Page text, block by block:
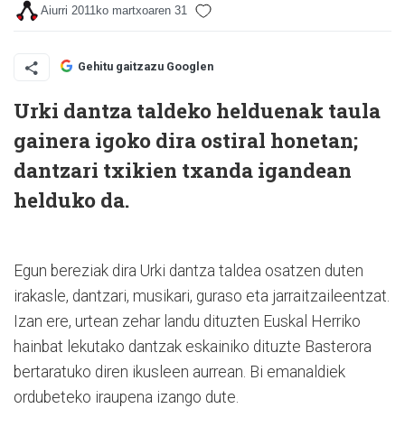
Aiurri 2011ko martxoaren 31
Gehitu gaitzazu Googlen
Urki dantza taldeko helduenak taula
gainera igoko dira ostiral honetan;
dantzari txikien txanda igandean
helduko da.
Egun bereziak dira Urki dantza taldea osatzen duten
irakasle, dantzari, musikari, guraso eta jarraitzaileentzat.
Izan ere, urtean zehar landu dituzten Euskal Herriko
hainbat lekutako dantzak eskainiko dituzte Basterora
bertaratuko diren ikusleen aurrean. Bi emanaldiek
ordubeteko iraupena izango dute.